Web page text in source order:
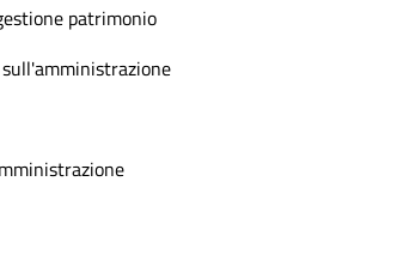
patrimonio